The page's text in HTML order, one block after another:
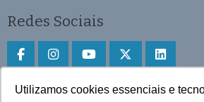
Utilizamos cookies essenciais e
Redes Sociais
Faça download do aplicativo